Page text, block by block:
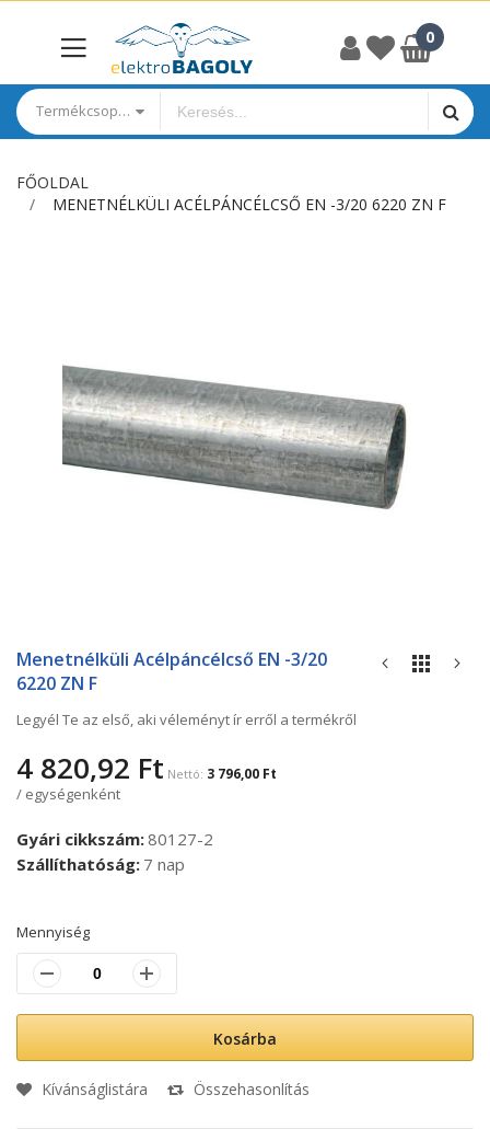
Termékcsoportok
FŐOLDAL
MENETNÉLKÜLI ACÉLPÁNCÉLCSŐ EN -3/20 6220 ZN F
a
képgaléria
Menetnélküli Acélpáncélcső EN -3/20
6220 ZN F
Legyél Te az első, aki véleményt ír erről a termékről
4 820,92 Ft 3 796,00 Ft
/ egységenként
Gyári cikkszám 80127-2
Szállíthatóság 7 nap
Mennyiség
Kosárba
Kívánságlistára Összehasonlítás